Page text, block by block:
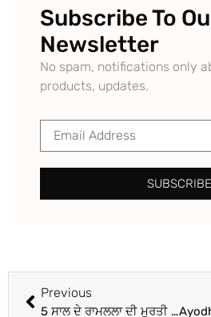
Subscribe To
Newsletter
No spam, notifications only
products, updates.
SUBSCRIBE
Previous
5 ਸਾਲ ਦੇ ਰਾਮਲਲਾ ਦੀ ਮੂਰਤੀ ਤੋਂ ਨਹੀਂ ਹਟਣਗੀਆਂ ਨਜ਼ਰਾਂ, ਦੇਖਦੇ ਹੀ ਹੋ ਜਾਓਗੇ ਮੰਤਰ-ਮੁਗਧ; ਚੋਣ ਪ੍ਰਕਿਰਿਆ ਪੂਰੀ